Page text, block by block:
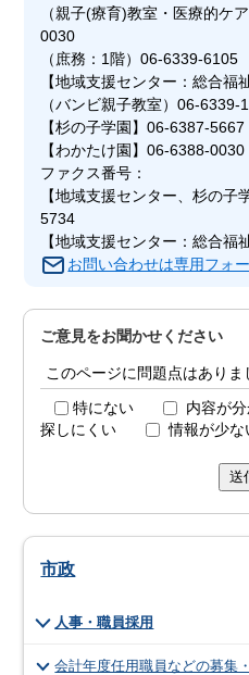
（親子(療育)教室・医療的ケ
0030
（庶務：1階）06-6339-6105
【地域支援センター：総合福
（バンビ親子教室）06-6339-
【杉の子学園】06-6387-5667
【わかたけ園】06-6388-0030
ファクス番号：
【地域支援センター、杉の
5734
【地域支援センター：総合
お問い合わせは専用フォ
ご意見をお聞かせください
このページに問題点はありま
特にない 内容が
探しにくい
情報が少な
送
市政
人事・職員採用
会計年度任用職員などの募集